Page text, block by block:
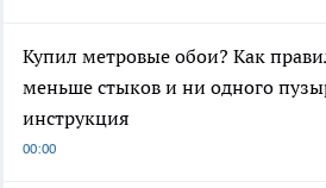
Купил метровые обои? Как
меньше стыков и ни одного
инструкция
00:00